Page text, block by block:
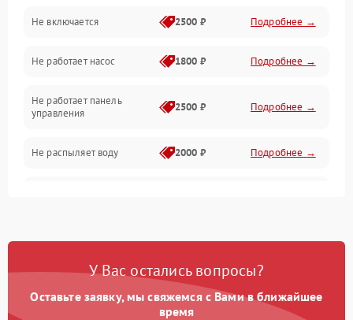
Нагрев
Вода
Гигиена
Программное обеспечение
Не включается 2500 ₽ Подробнее →
Не работает насос 1800 ₽ Подробнее →
Не работает панель
управления
2500 ₽ Подробнее →
Не распыляет воду 2000 ₽ Подробнее →
Проблемы с набором
Не работает сушилка 2100 ₽ Подробнее →
У Вас остались вопросы?
Оставьте заявку, мы свяжемся с Вами в ближайшее
время